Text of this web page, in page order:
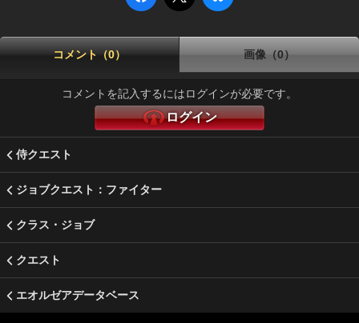
コメント（0） 画像（0）
コメントを記入するにはログインが必要です。
ログイン
侍クエスト
ジョブクエスト：ファイター
クラス・ジョブ
クエスト
エオルゼアデータベース